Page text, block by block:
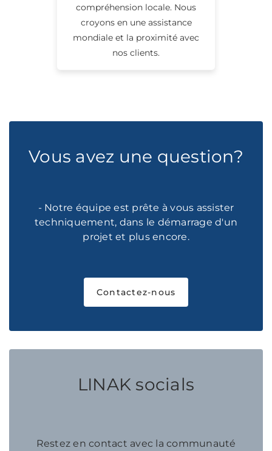
compréhension locale. Nous
croyons en une assistance
mondiale et la proximité avec
nos clients.
Vous avez une question?
- Notre équipe est prête à vous assister
techniquement, dans le démarrage d'un
projet et plus encore.
Contactez-nous
LINAK socials
Restez en contact avec la communauté